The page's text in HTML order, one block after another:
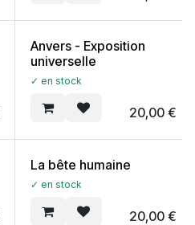
Anvers - Exposition
universelle
✓ en stock
20,00€
La bête humaine
✓ en stock
20,00€